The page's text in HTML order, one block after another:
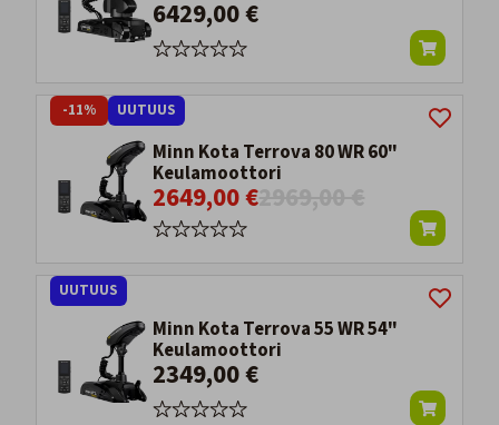
6429,00 €
Minn Kota Terrova 80 WR 60"
Keulamoottori
2649,00 €
-11% UUTUUS
Minn Kota Terrova 55 WR 54"
Keulamoottori
2349,00 €
UUTUUS